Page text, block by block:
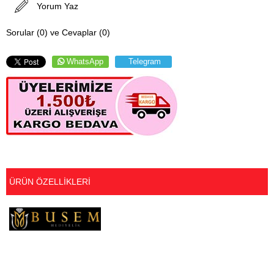
Yorum Yaz
Sorular (0) ve Cevaplar (0)
WhatsApp Telegram
ÜRÜN ÖZELLIKLERI